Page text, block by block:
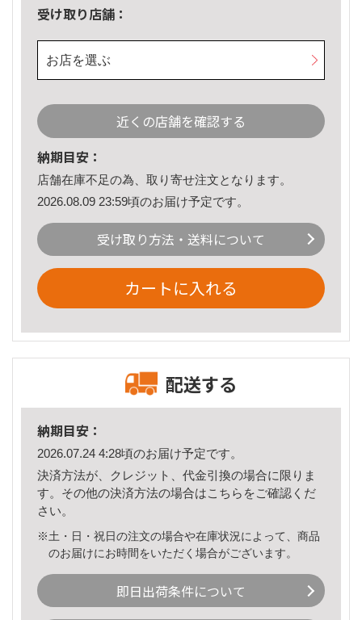
受け取り店舗：
お店を選ぶ
近くの店舗を確認する
納期目安：
店舗在庫不足の為、取り寄せ注文となります。
2026.08.09 23:59頃のお届け予定です。
受け取り方法・送料について
カートに入れる
配送する
納期目安：
2026.07.24 4:28頃のお届け予定です。
決済方法が、クレジット、代金引換の場合に限りま
す。その他の決済方法の場合はこちら をご確認くだ
さい。
※土・日・祝日の注文の場合や在庫状況によって、商品
のお届けにお時間をいただく場合がございます。
即日出荷条件について